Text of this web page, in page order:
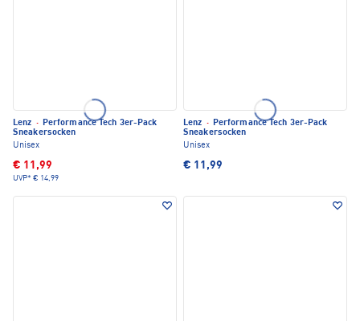
Lenz · Performance Tech 3er-Pack
Sneakersocken
Unisex
€ 11,99
UVP* € 14,99
Lenz · Performance Tech 3er-Pack
Sneakersocken
Unisex
€ 11,99